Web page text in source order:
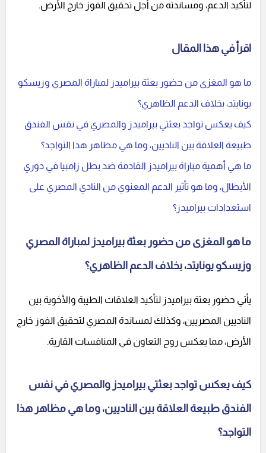
لتأكيد الدعم، ومساندته من أجل تحقيق الفوز خارج الأرض.
اقرأ في هذا المقال
ما هو المغزى من حضور بعثة بيراميدز لمباراة المصري وزيسكو
يونايتد، بخلاف الدعم الظاهري؟
كيف يعكس تواجد بعثتي بيراميدز والمصري في نفس الفندق
طبيعة العلاقة بين الناديين، وما هي مظاهر هذا التواجد؟
ما هي أهمية مباراة بيراميدز القادمة ضد بطل زامبيا في دوري
الأبطال، وما هو تأثير الدعم المعنوي من النادي المصري على
استعدادات بيراميدز؟
ما هو المغزى من حضور بعثة بيراميدز لمباراة المصري
وزيسكو يونايتد، بخلاف الدعم الظاهري؟
يأتي حضور بعثة بيراميدز لتأكيد العلاقات الطيبة والأخوية بين
الناديين المصريين، وكذلك لمساندة المصري لتحقيق الفوز خارج
الأرض، مما يعكس روح التعاون في المنافسات القارية.
كيف يعكس تواجد بعثتي بيراميدز والمصري في نفس
الفندق طبيعة العلاقة بين الناديين، وما هي مظاهر هذا
التواجد؟